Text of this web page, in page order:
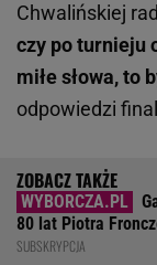
Chwalińskiej
czy po turnieju
miłe słowa, to
odpowiedzi
80 lat Piotra
SUBSKRYPCJA